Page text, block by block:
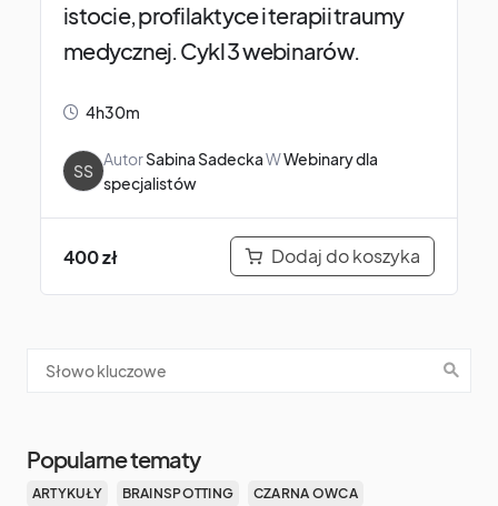
istocie, profilaktyce i terapii traumy
medycznej. Cykl 3 webinarów.
4h30m
SS
AutorSabina SadeckaWWebinary dla
specjalistów
400zł Dodaj do koszyka
Popularne tematy
ARTYKUŁY BRAINSPOTTING CZARNA OWCA